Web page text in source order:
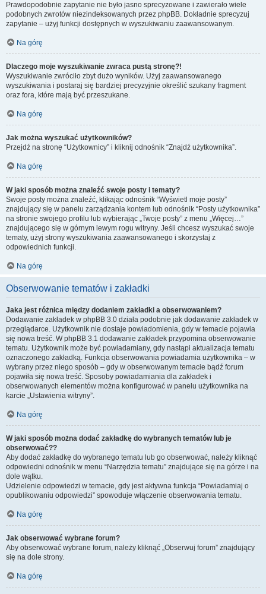
Prawdopodobnie zapytanie nie było jasno sprecyzowane i zawierało wiele
podobnych zwrotów niezindeksowanych przez phpBB. Dokładnie sprecyzuj
zapytanie – użyj funkcji dostępnych w wyszukiwaniu zaawansowanym.
Na górę
Dlaczego moje wyszukiwanie zwraca pustą stronę?!
Wyszukiwanie zwróciło zbyt dużo wyników. Użyj zaawansowanego
wyszukiwania i postaraj się bardziej precyzyjnie określić szukany fragment
oraz fora, które mają być przeszukane.
Na górę
Jak można wyszukać użytkowników?
Przejdź na stronę “Użytkownicy” i kliknij odnośnik “Znajdź użytkownika”.
Na górę
W jaki sposób można znaleźć swoje posty i tematy?
Swoje posty można znaleźć, klikając odnośnik “Wyświetl moje posty”
znajdujący się w panelu zarządzania kontem lub odnośnik “Posty użytkownika”
na stronie swojego profilu lub wybierając „Twoje posty” z menu „Więcej…”
znajdującego się w górnym lewym rogu witryny. Jeśli chcesz wyszukać swoje
tematy, użyj strony wyszukiwania zaawansowanego i skorzystaj z
odpowiednich funkcji.
Na górę
Obserwowanie tematów i zakładki
Jaka jest różnica między dodaniem zakładki a obserwowaniem?
Dodawanie zakładek w phpBB 3.0 działa podobnie jak dodawanie zakładek w
przeglądarce. Użytkownik nie dostaje powiadomienia, gdy w temacie pojawia
się nowa treść. W phpBB 3.1 dodawanie zakładek przypomina obserwowanie
tematu. Użytkownik może być powiadamiany, gdy nastąpi aktualizacja tematu
oznaczonego zakładką. Funkcja obserwowania powiadamia użytkownika – w
wybrany przez niego sposób – gdy w obserwowanym temacie bądź forum
pojawiła się nowa treść. Sposoby powiadamiania dla zakładek i
obserwowanych elementów można konfigurować w panelu użytkownika na
karcie „Ustawienia witryny”.
Na górę
W jaki sposób można dodać zakładkę do wybranych tematów lub je
obserwować??
Aby dodać zakładkę do wybranego tematu lub go obserwować, należy kliknąć
odpowiedni odnośnik w menu “Narzędzia tematu” znajdujące się na górze i na
dole wątku.
Udzielenie odpowiedzi w temacie, gdy jest aktywna funkcja “Powiadamiaj o
opublikowaniu odpowiedzi” spowoduje włączenie obserwowania tematu.
Na górę
Jak obserwować wybrane forum?
Aby obserwować wybrane forum, należy kliknąć „Obserwuj forum” znajdujący
się na dole strony.
Na górę